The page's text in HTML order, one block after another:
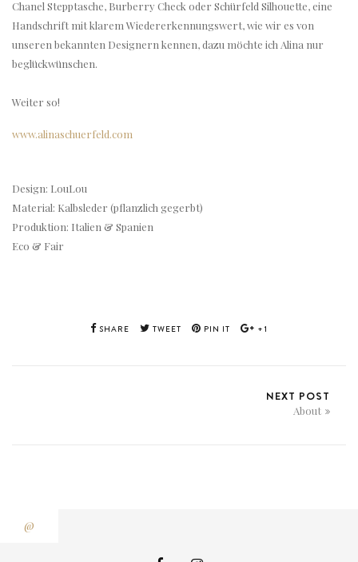
Chanel Stepptasche, Burberry Check oder Schürfeld Silhouette, eine
Handschrift mit klarem Wiedererkennungswert, wie wir es von
unseren bekannten Designern kennen, dazu möchte ich Alina nur
beglückwünschen.
Weiter so!
www.alinaschuerfeld.com
Design: LouLou
Material: Kalbsleder (pflanzlich gegerbt)
Produktion: Italien & Spanien
Eco & Fair
SHARE TWEET PIN IT +1
NEXT POST
About
@